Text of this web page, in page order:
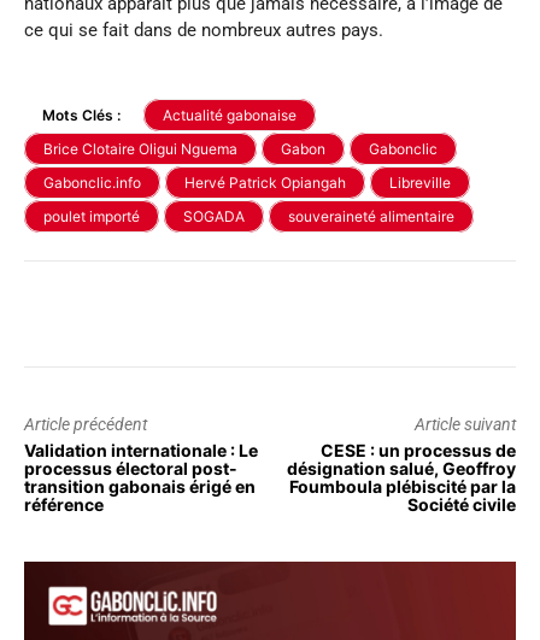
ce qui se fait dans de nombreux autres pays.
Mots Clés :
Actualité gabonaise
Brice Clotaire Oligui Nguema
Gabon
Gabonclic
Gabonclic.info
Hervé Patrick Opiangah
Libreville
poulet importé
SOGADA souveraineté alimentaire
Article précédent
Validation internationale : Le
processus électoral post-
transition gabonais érigé en
référence
Article suivant
CESE : un processus de
désignation salué, Geoffroy
Foumboula plébiscité par la
Société civile